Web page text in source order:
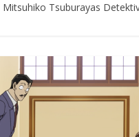
Mitsuhiko Tsuburayas